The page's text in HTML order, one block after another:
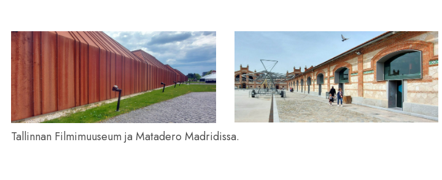
Tallinnan Filmimuuseum ja Matadero Madridissa.